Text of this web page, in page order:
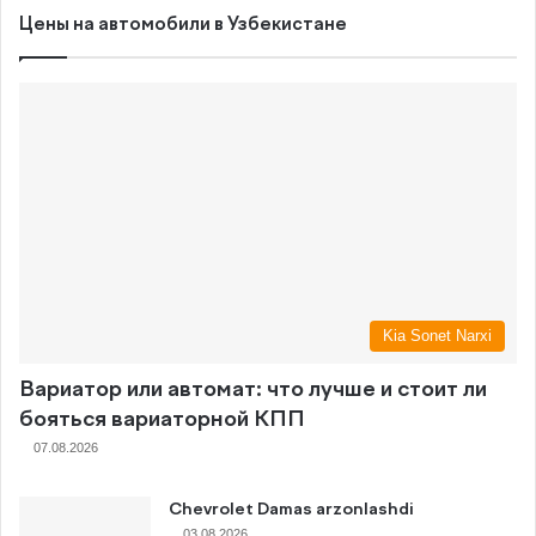
Цены на автомобили в Узбекистане
Kia Sonet Narxi
Вариатор или автомат: что лучше и стоит ли
бояться вариаторной КПП
07.08.2026
Chevrolet Damas arzonlashdi